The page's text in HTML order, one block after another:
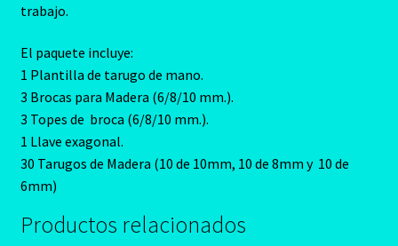
trabajo.
El paquete incluye:
1 Plantilla de tarugo de mano.
3 Brocas para Madera (6/8/10 mm.).
3 Topes de broca (6/8/10 mm.).
1 Llave exagonal.
30 Tarugos de Madera (10 de 10mm, 10 de 8mm y 10 de
6mm)
Productos relacionados